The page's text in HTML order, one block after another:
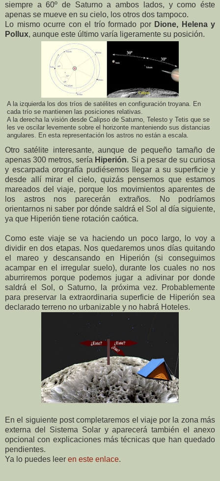
siempre a 60º de Saturno a ambos lados, y como éste
apenas se mueve en su cielo, los otros dos tampoco.
Lo mismo ocurre con el trío formado por Dione, Helena y
Pollux, aunque este último varía ligeramente su posición.
A la izquierda los dos tríos de satélites en configuración troyana. En
cada trío se mantienen las posiciones relativas.
A la derecha la visión desde Calipso de Saturno, Telesto y Tetis que se
les ve oscilar levemente sobre el horizonte manteniendo sus distancias
angulares. En esta representación los astros no están a escala.
Otro satélite interesante, aunque de pequeño tamaño de
apenas 300 metros, sería Hiperión. Si a pesar de su curiosa
y escarpada orografía pudiésemos llegar a su superficie y
desde allí mirar el cielo, quizás pensemos que estamos
mareados del viaje, porque los movimientos aparentes de
los astros nos parecerán extraños. No podríamos
orientarnos ni saber por dónde saldrá el Sol al día siguiente,
ya que Hiperión tiene rotación caótica.
Como este viaje se va haciendo un poco largo, lo voy a
dividir en dos etapas. Nos quedaremos unos días quitando
el mareo y descansando en Hiperión (si conseguimos
acampar en el irregular suelo), durante los cuales no nos
aburriremos porque podemos jugar a adivinar por donde
saldrá el Sol, o Saturno, la próxima vez. Probablemente
para preservar la extraordinaria superficie de Hiperión sea
declarado terreno no urbanizable y no habrá Hoteles.
En el siguiente post completaremos el viaje por la zona más
externa del Sistema Solar y aparecerá también el anexo
opcional con explicaciones más técnicas que han quedado
pendientes.
Ya lo puedes leer en este enlace.